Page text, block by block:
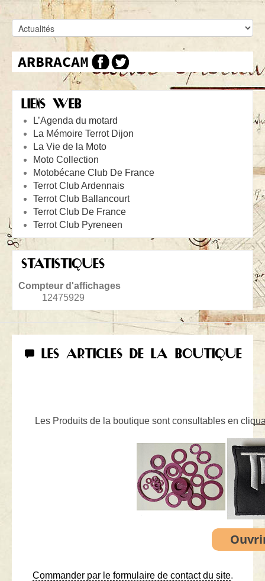
LIENS WEB
L’Agenda du motard
La Mémoire Terrot Dijon
La Vie de la Moto
Moto Collection
Motobécane Club De France
Terrot Club Ardennais
Terrot Club Ballancourt
Terrot Club De France
Terrot Club Pyreneen
STATISTIQUES
Compteur d'affichages
12475929
LES ARTICLES DE LA BOUTIQUE
Les Produits de la boutique sont consultables en
Commander par le formulaire de contact du site.